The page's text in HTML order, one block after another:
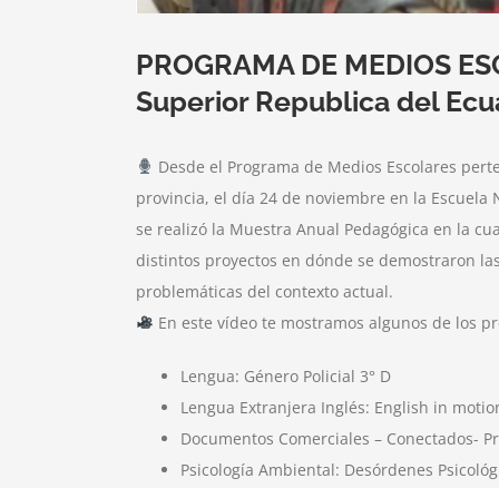
PROGRAMA DE MEDIOS
Superior Republica del
Desde el Programa de Medios Escolares
provincia, el día 24 de noviembre en la
se realizó la Muestra Anual Pedagógica en la
distintos proyectos en dónde se demostraron
problemáticas del contexto actual.
En este vídeo te mostramos algunos de los
Lengua: Género Policial 3° D
Lengua Extranjera Inglés: English in
Documentos Comerciales – Conectados-
Psicología Ambiental: Desórdenes